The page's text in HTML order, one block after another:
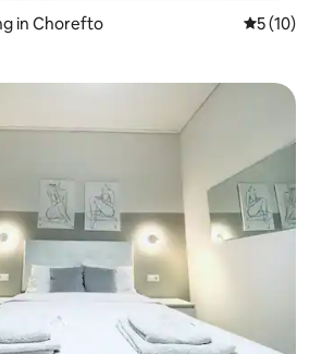
in Chorefto
5 (10)